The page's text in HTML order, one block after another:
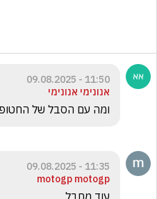
11:50 - 09.08.2025
אנונימי אנונימי
ומה עם הסבל של
11:35 - 09.08.2025
motogp motogp
עוד מחבל